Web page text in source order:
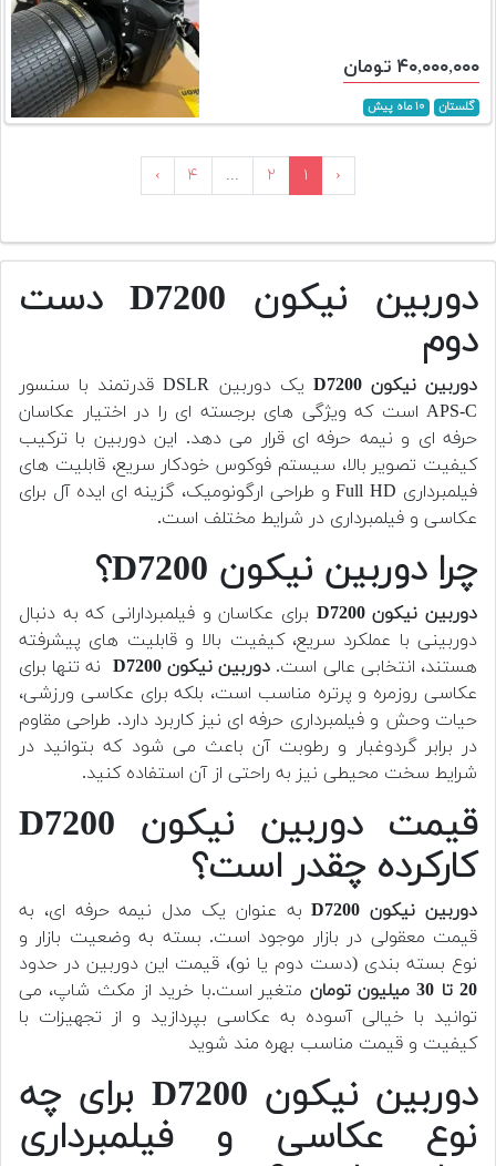
۴۰,۰۰۰,۰۰۰ تومان
گلستان ۱۰ ماه پیش
‹ ۱ ۲ ... ۴ ›
دوربین نیکون D7200 دست
دوم
دوربین نیکون D7200
یک دوربین DSLR قدرتمند با سنسور
APS-C است که ویژگی های برجسته ای را در اختیار عکاسان
حرفه ای و نیمه حرفه ای قرار می دهد. این دوربین با ترکیب
کیفیت تصویر بالا، سیستم فوکوس خودکار سریع، قابلیت های
فیلمبرداری Full HD و طراحی ارگونومیک، گزینه ای ایده آل برای
عکاسی و فیلمبرداری در شرایط مختلف است.
چرا دوربین نیکون D7200؟
دوربین نیکون D7200
برای عکاسان و فیلمبردارانی که به دنبال
دوربینی با عملکرد سریع، کیفیت بالا و قابلیت های پیشرفته
هستند، انتخابی عالی است. دوربین نیکون D7200
نه تنها برای
عکاسی روزمره و پرتره مناسب است، بلکه برای عکاسی ورزشی،
حیات وحش و فیلمبرداری حرفه ای نیز کاربرد دارد. طراحی مقاوم
در برابر گردوغبار و رطوبت آن باعث می شود که بتوانید در
شرایط سخت محیطی نیز به راحتی از آن استفاده کنید.
قیمت دوربین نیکون D7200
کارکرده چقدر است؟
دوربین نیکون D7200
به عنوان یک مدل نیمه حرفه ای، به
قیمت معقولی در بازار موجود است. بسته به وضعیت بازار و
نوع بسته بندی (دست دوم یا نو)، قیمت این دوربین در حدود
20 تا 30 میلیون تومان
متغیر است.با خرید از مکث شاپ، می
توانید با خیالی آسوده به عکاسی بپردازید و از تجهیزات با
کیفیت و قیمت مناسب بهره مند شوید
دوربین نیکون D7200 برای چه
نوع عکاسی و فیلمبرداری